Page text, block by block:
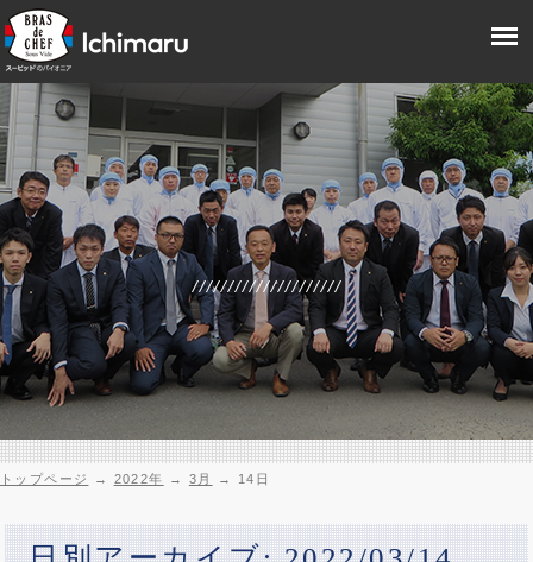
トップページ → 2022年 → 3月 → 14日